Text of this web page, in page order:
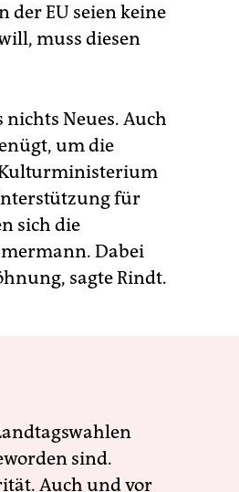
EU seien keine
muss diesen
Neues. Auch
um die
Kulturministerium
für
sich die
Dabei
sagte Rindt.
sind.
Auch und vor